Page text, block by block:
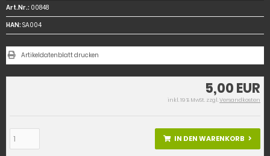
5,00 EUR
inkl. 19 % MwSt. zzgl.Versandkosten
IN DEN WARENKORB
Art.Nr.: 00848
HAN:SA004
Artikeldatenblatt drucken